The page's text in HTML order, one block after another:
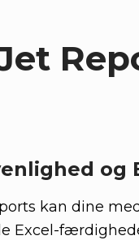
og
kan dine
Excel-